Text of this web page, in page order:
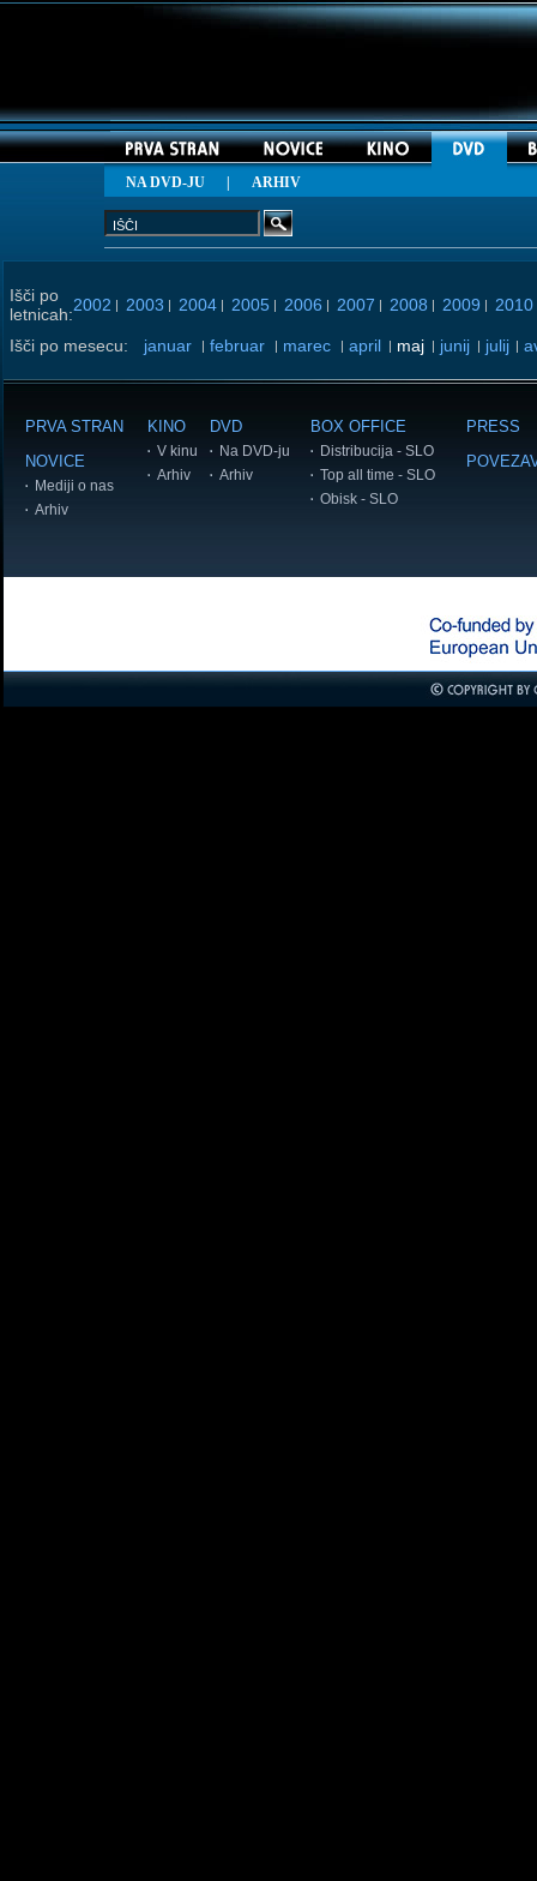
NA DVD-JU| ARHIV
Išči po
letnicah:2002 | 2003 | 2004 | 2005 | 2006 | 2007 | 2008 | 2009 | 2010
Išči po mesecu: januar | februar | marec | april | maj | junij | julij |
PRVA STRAN
NOVICE
Mediji o nas
Arhiv
KINO
V kinu
Arhiv
DVD
Na DVD-ju
Arhiv
BOX OFFICE
Distribucija - SLO
Top all time - SLO
Obisk - SLO
PRESS